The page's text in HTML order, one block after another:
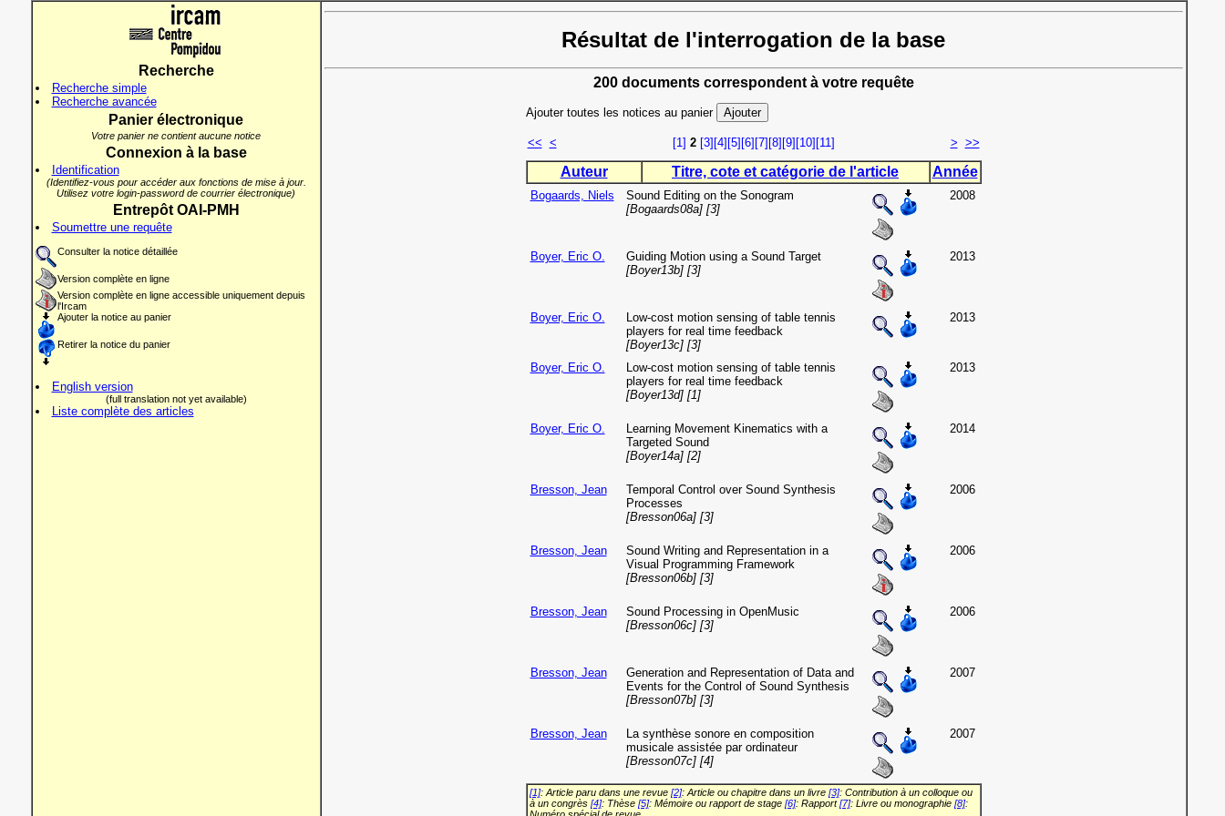
Recherche
Recherche simple
Recherche avancée
Panier électronique
Votre panier ne contient aucune notice
Connexion à la base
Identification
(Identifiez-vous pour accéder aux fonctions de mise à jour.
Utilisez votre login-password de courrier électronique)
Entrepôt OAI-PMH
Soumettre une requête
Consulter la notice détaillée
Version complète en ligne
Version complète en ligne accessible uniquement depuis
l'Ircam
Ajouter la notice au panier
Retirer la notice du panier
English version
(full translation not yet available)
Liste complète des articles
Résultat de l'interrogation de la base
200 documents correspondent à votre requête
Ajouter toutes les notices au panier
<< < [1] 2 [3] [4] [5] [6] [7] [8] [9] [10] [11] > >>
Auteur Titre, cote et catégorie de l'article Année
Bogaards, Niels
Sound Editing on the Sonogram
[Bogaards08a] [3]
2008
Boyer, Eric O.
Guiding Motion using a Sound Target
[Boyer13b] [3]
2013
Boyer, Eric O.
Low-cost motion sensing of table tennis
players for real time feedback
[Boyer13c] [3]
2013
Boyer, Eric O.
Low-cost motion sensing of table tennis
players for real time feedback
[Boyer13d] [1]
2013
Boyer, Eric O.
Learning Movement Kinematics with a
Targeted Sound
[Boyer14a] [2]
2014
Bresson, Jean
Temporal Control over Sound Synthesis
Processes
[Bresson06a] [3]
2006
Bresson, Jean
Sound Writing and Representation in a
Visual Programming Framework
[Bresson06b] [3]
2006
Bresson, Jean
Sound Processing in OpenMusic
[Bresson06c] [3]
2006
Bresson, Jean
Generation and Representation of Data and
Events for the Control of Sound Synthesis
[Bresson07b] [3]
2007
Bresson, Jean
La synthèse sonore en composition
musicale assistée par ordinateur
[Bresson07c] [4]
2007
[1]: Article paru dans une revue [2]: Article ou chapitre dans un livre [3]: Contribution à un colloque ou
à un congrès [4]: Thèse [5]: Mémoire ou rapport de stage [6]: Rapport[7]: Livre ou monographie [8]: